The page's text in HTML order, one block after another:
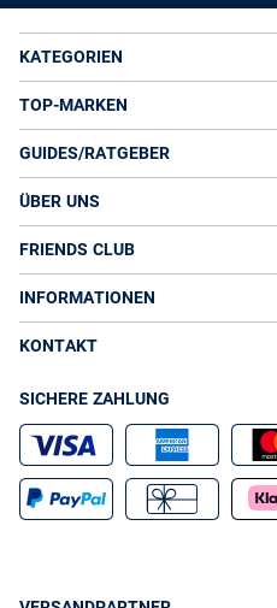
KATEGORIEN
TOP-MARKEN
GUIDES/RATGEBER
ÜBER UNS
FRIENDS CLUB
INFORMATIONEN
KONTAKT
SICHERE ZAHLUNG